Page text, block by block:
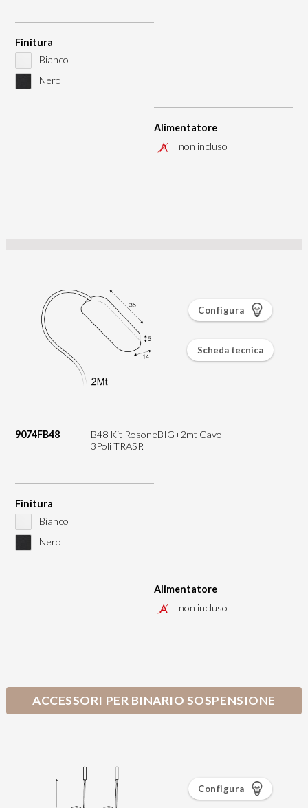
Finitura
Bianco
Nero
Alimentatore
non incluso
9074FB48
B48 Kit RosoneBIG+2mt Cavo
3Poli TRASP.
Finitura
Bianco
Nero
Alimentatore
non incluso
Configura
Scheda tecnica
ACCESSORI PER BINARIO SOSPENSIONE
Configura